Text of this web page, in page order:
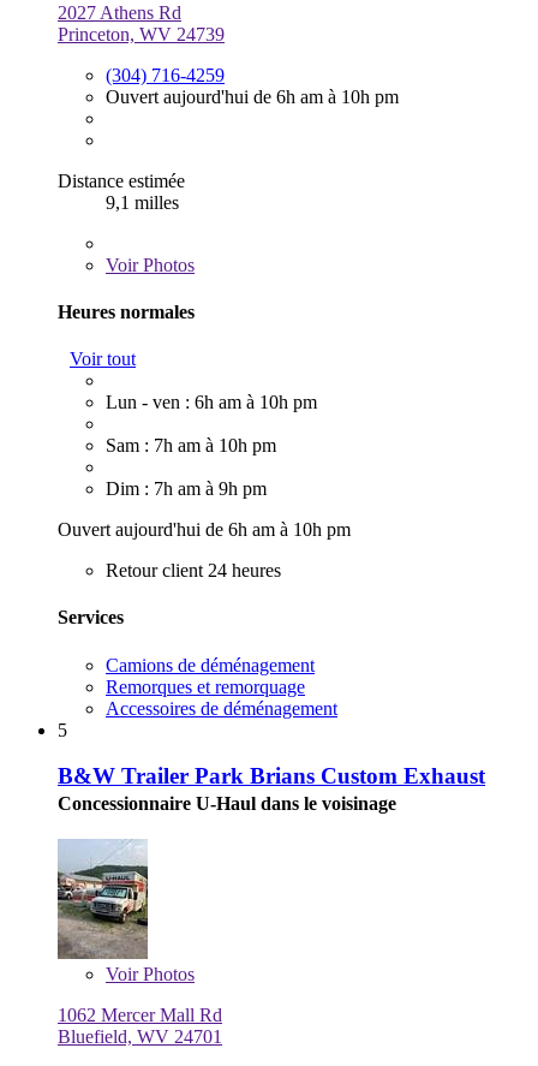
2027 Athens Rd
Princeton, WV 24739
(304) 716-4259
Ouvert aujourd'hui de 6h am à 10h pm
Distance estimée
9,1 milles
VoirPhotos
Heures normales
Voir tout
Lun - ven : 6h am à 10h pm
Sam : 7h am à 10h pm
Dim : 7h am à 9h pm
Ouvert aujourd'hui de 6h am à 10h pm
Retour client 24 heures
Services
Camions de déménagement
Remorques et remorquage
Accessoires de déménagement
5
B&W Trailer Park Brians Custom Exhaust
Concessionnaire U-Haul dans le voisinage
VoirPhotos
1062 Mercer Mall Rd
Bluefield, WV 24701